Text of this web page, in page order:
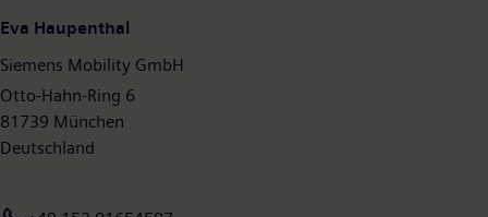
Eva Haupenthal
Siemens Mobility GmbH
Otto-Hahn-Ring 6
81739 München
Deutschland